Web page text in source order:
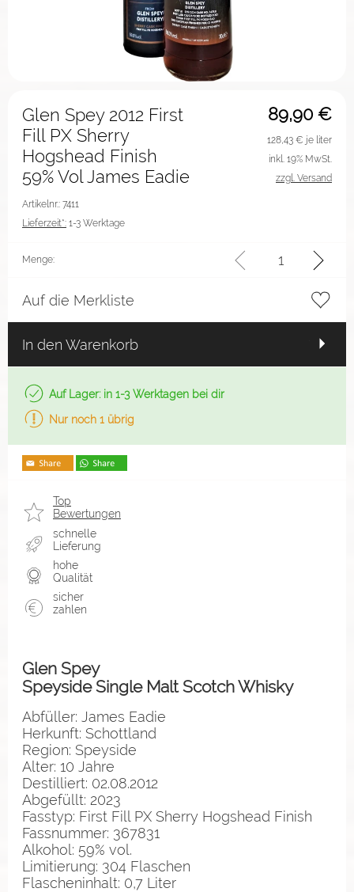
89,90 €
Glen Spey 2012 First
Fill PX Sherry
Hogshead Finish
59% Vol James Eadie
Artikelnr.: 7411
Lieferzeit*: 1-3 Werktage
128,43 € je liter
inkl. 19% MwSt.
zzgl. Versand
Menge:
Auf die Merkliste
In den Warenkorb
Auf Lager: in 1-3 Werktagen bei dir
Nur noch 1 übrig
Top
Bewertungen
schnelle
Lieferung
hohe
Qualität
sicher
zahlen
Glen Spey
Speyside Single Malt Scotch Whisky
Abfüller: James Eadie
Herkunft: Schottland
Region: Speyside
Alter: 10 Jahre
Destilliert: 02.08.2012
Abgefüllt: 2023
Fasstyp: First Fill PX Sherry Hogshead Finish
Fassnummer: 367831
Alkohol: 59% vol.
Limitierung: 304 Flaschen
Flascheninhalt: 0,7 Liter